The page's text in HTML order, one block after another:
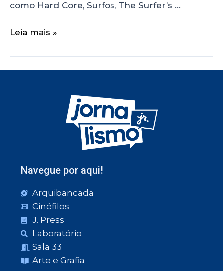
como Hard Core, Surfos, The Surfer’s …
Leia mais »
Navegue por aqui!
Arquibancada
Cinéfilos
J. Press
Laboratório
Sala 33
Arte e Grafia